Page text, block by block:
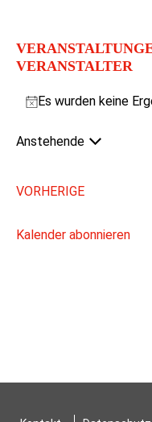
VERANSTALTER
Hinweis
Es wurden keine
Anstehende
VORHERIGE
Kalender abonnieren